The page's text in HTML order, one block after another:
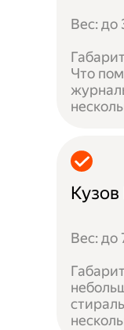
Вес: до
Что
Кузов
Вес: до